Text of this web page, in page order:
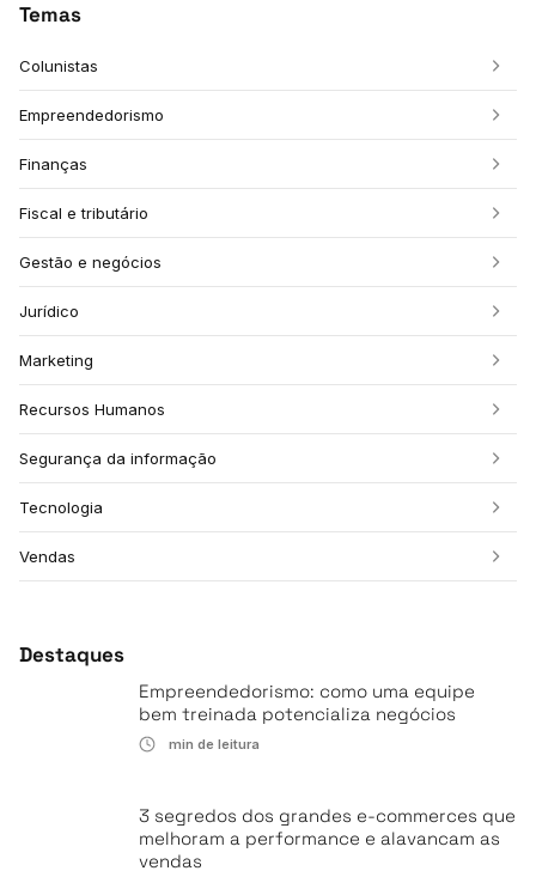
Temas
Colunistas
Empreendedorismo
Finanças
Fiscal e tributário
Gestão e negócios
Jurídico
Marketing
Recursos Humanos
Segurança da informação
Tecnologia
Vendas
Destaques
Empreendedorismo: como uma equipe
bem treinada potencializa negócios
min de leitura
3 segredos dos grandes e-commerces que
melhoram a performance e alavancam as
vendas